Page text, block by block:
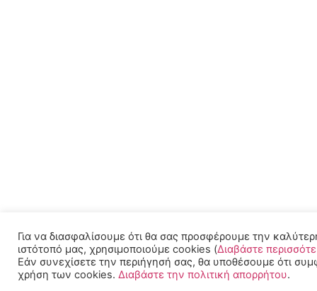
Για να διασφαλίσουμε ότι θα σας προσφέρουμε την
ιστότοπό μας, χρησιμοποιούμε cookies (Διαβάστε
Εάν συνεχίσετε την περιήγησή σας, θα υποθέσουμε ότι
χρήση των cookies. Διαβάστε την πολιτική απορρήτου.